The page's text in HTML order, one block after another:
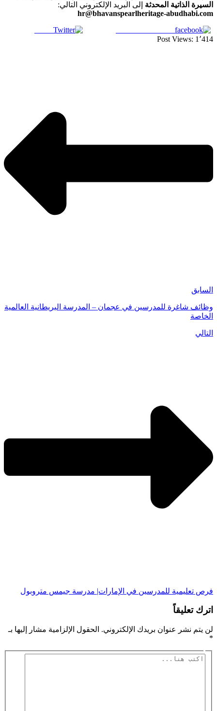
السيرة الذاتية المحدثة إلى البريد الإلكتروني التالي:
hr@bhavanspearlheritage-abudhabi.com
Post Views: 1٬414
السابق
وظائف شاغرة للمدرسين في عجمان – المدرسة البريطانية العالمية
الخاصة
التالي
فرص تعليمية للمدرسين في الإمارات| مدرسة جيمس متروبول
اترك تعليقاً
لن يتم نشر عنوان بريدك الإلكتروني. الحقول الإلزامية مشار إليها بـ
*
اكتب